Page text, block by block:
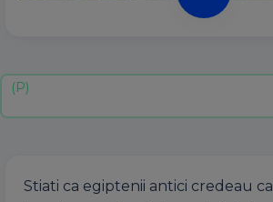
Stiati ca egiptenii antici credeau